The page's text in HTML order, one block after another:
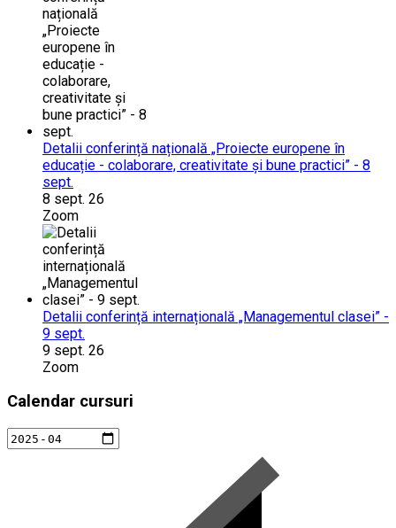
Detalii conferință națională „Proiecte europene în
educație - colaborare, creativitate și bune practici” - 8
sept.
8 sept. 26
Zoom
Detalii conferință internațională „Managementul clasei” -
9 sept.
9 sept. 26
Zoom
Calendar cursuri